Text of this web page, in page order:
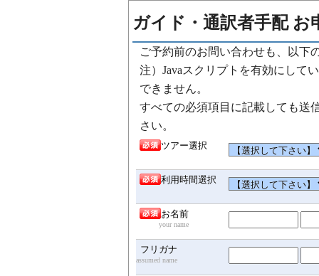
ガイド・通訳者手配 お
ご予約前のお問い合わせも、以下
注）Javaスクリプトを有効にして
できません。
すべての必須項目に記載しても送
さい。
ツアー選択
利用時間選択
お名前
your name
フリガナ
assumed name